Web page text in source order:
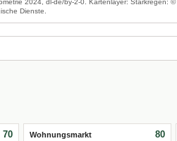
2024, dl-de/by-2-0. Kartenlayer: Starkregen: ©
Dienste.
70 Wohnungsmarkt 80